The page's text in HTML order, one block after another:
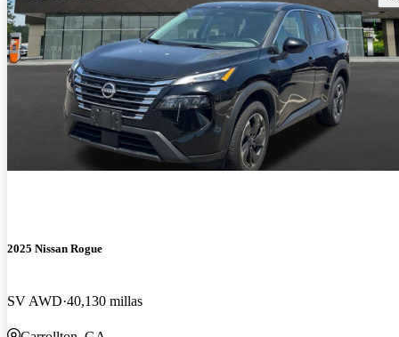
2025 Nissan Rogue
SV AWD 40,130 millas